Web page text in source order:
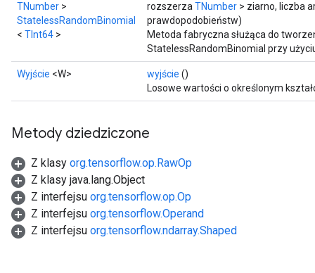
TNumber >
StatelessRandomBinomial
< TInt64 >
rozszerza TNumber > ziarno, liczba
prawdopodobieństw)
Metoda fabryczna służąca do
StatelessRandomBinomial przy
Wyjście <W> wyjście ()
Losowe wartości o określonym
Metody dziedziczone
Z klasy org.tensorflow.op.RawOp
Z klasy java.lang.Object
Z interfejsu org.tensorflow.op.Op
Z interfejsu org.tensorflow.Operand
Z interfejsu org.tensorflow.ndarray.Shaped